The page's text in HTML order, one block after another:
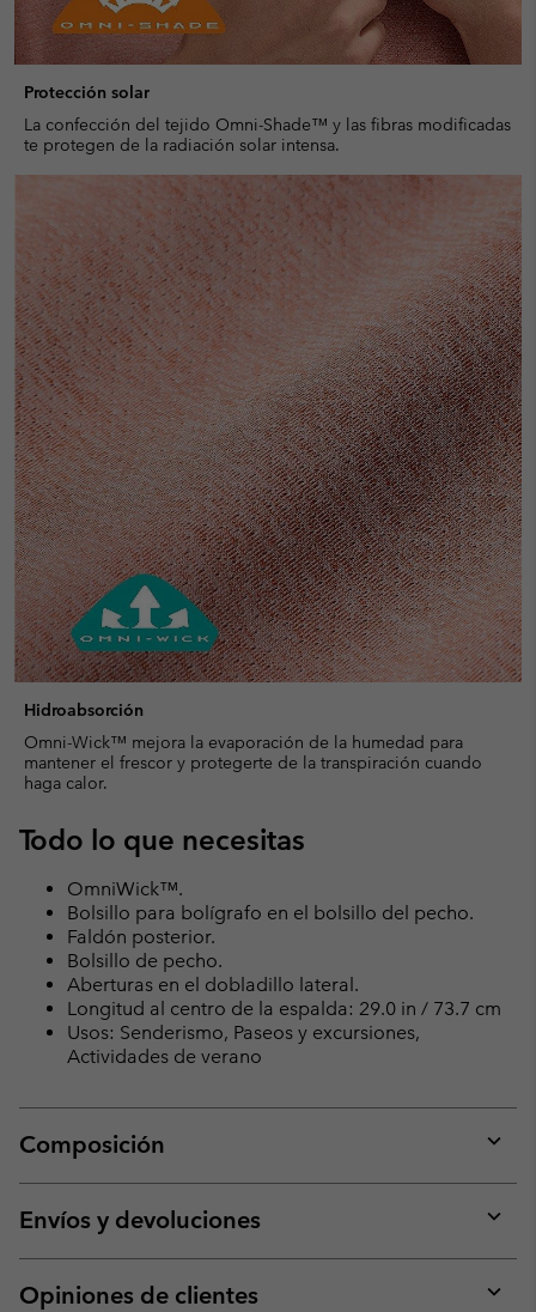
Protección solar
La confección del tejido Omni-Shade™ y las fibras modificadas
te protegen de la radiación solar intensa.
Hidroabsorción
Omni-Wick™ mejora la evaporación de la humedad para
mantener el frescor y protegerte de la transpiración cuando
haga calor.
Todo lo que necesitas
OmniWick™.
Bolsillo para bolígrafo en el bolsillo del pecho.
Faldón posterior.
Bolsillo de pecho.
Aberturas en el dobladillo lateral.
Longitud al centro de la espalda: 29.0 in / 73.7 cm
Usos: Senderismo, Paseos y excursiones,
Actividades de verano
Composición
or
Envíos y devoluciones
or
Opiniones de clientes